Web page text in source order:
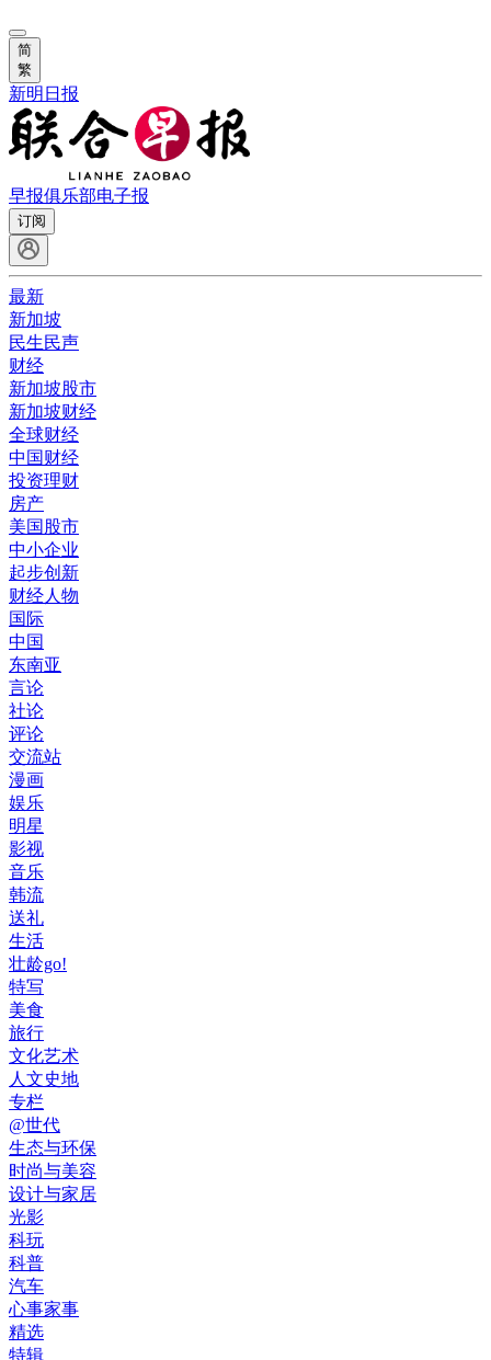
简
繁
新明日报
早报俱乐部电子报
订阅
最新
新加坡
民生民声
财经
新加坡股市
新加坡财经
全球财经
中国财经
投资理财
房产
美国股市
中小企业
起步创新
财经人物
国际
中国
东南亚
言论
社论
评论
交流站
漫画
娱乐
明星
影视
音乐
韩流
送礼
生活
壮龄go!
特写
美食
旅行
文化艺术
人文史地
专栏
@世代
生态与环保
时尚与美容
设计与家居
光影
科玩
科普
汽车
心事家事
精选
特辑